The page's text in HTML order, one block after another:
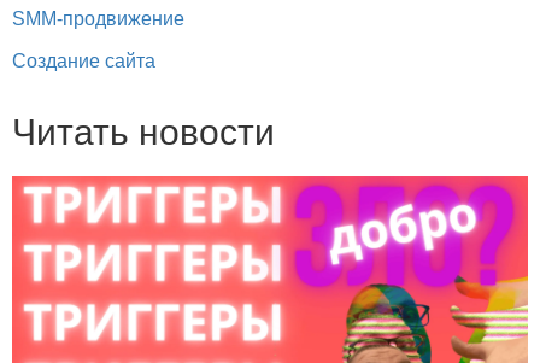
SMM-продвижение
Создание сайта
Читать новости